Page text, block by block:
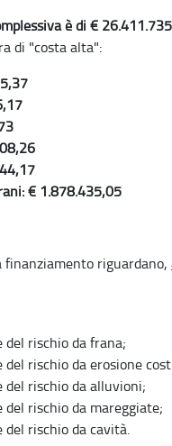
è di €
di "costa alta":
€ 1.878.435,05
riguardano,
rischio da frana;
rischio da erosione
rischio da alluvioni;
rischio da mareggiate;
rischio da cavità.